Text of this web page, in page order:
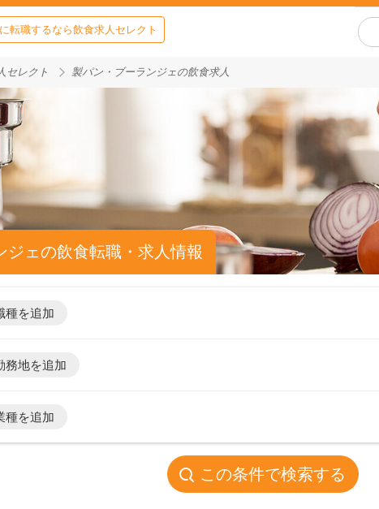
転職するなら飲食求人セレクト
セレクト 製パン・ブーランジェの飲食求人
ジェの飲食転職・求人情報
種を追加
務地を追加
種を追加
この条件で検索する